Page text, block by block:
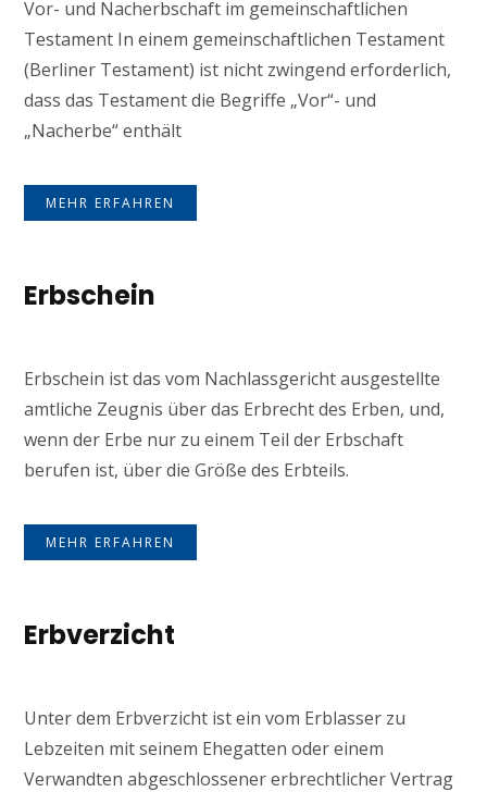
Vor- und Nacherbschaft im gemeinschaftlichen
Testament In einem gemeinschaftlichen Testament
(Berliner Testament) ist nicht zwingend erforderlich,
dass das Testament die Begriffe „Vor“- und
„Nacherbe“ enthält
MEHR ERFAHREN
Erbschein
Erbschein ist das vom Nachlassgericht ausgestellte
amtliche Zeugnis über das Erbrecht des Erben, und,
wenn der Erbe nur zu einem Teil der Erbschaft
berufen ist, über die Größe des Erbteils.
MEHR ERFAHREN
Erbverzicht
Unter dem Erbverzicht ist ein vom Erblasser zu
Lebzeiten mit seinem Ehegatten oder einem
Verwandten abgeschlossener erbrechtlicher Vertrag